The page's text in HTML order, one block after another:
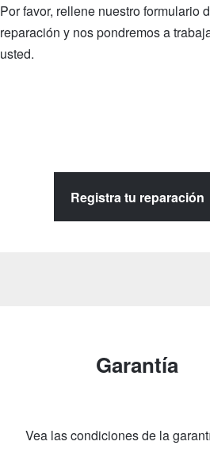
Por favor, rellene nuestro formulario
reparación y nos pondremos a
usted.
Registra tu reparación
Garantía
Vea las condiciones de la